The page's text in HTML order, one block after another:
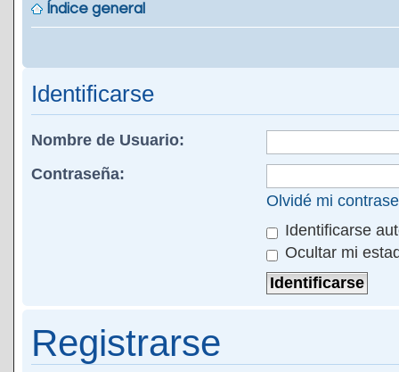
Índice general
Identificarse
Nombre de Usuario:
Contraseña:
Olvidé mi
Identificarse
Ocultar mi
Registrarse